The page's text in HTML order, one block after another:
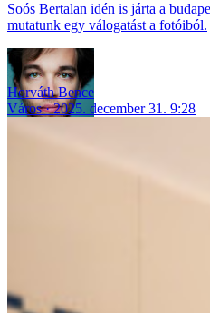
Soós Bertalan idén is járta a
mutatunk egy válogatást a fotóiból.
Horváth Bence
Város
2025. december 31. 9:28